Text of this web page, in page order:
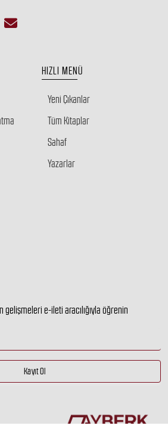
HIZLI MENÜ
Yeni Çıkanlar
Tüm Kitaplar
Sahaf
Yazarlar
gelişmeleri e-ileti aracılığıyla öğrenin